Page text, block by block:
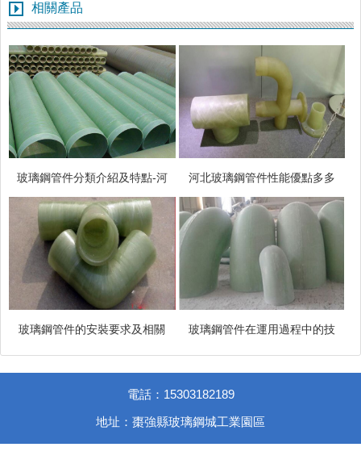
相關產品
玻璃鋼管件分類介紹及特點-河 河北玻璃鋼管件性能優點多多
玻璃鋼管件的安裝要求及相關 玻璃鋼管件在運用過程中的技
電話：15303182189
地址：棗強縣玻璃鋼城工業園區